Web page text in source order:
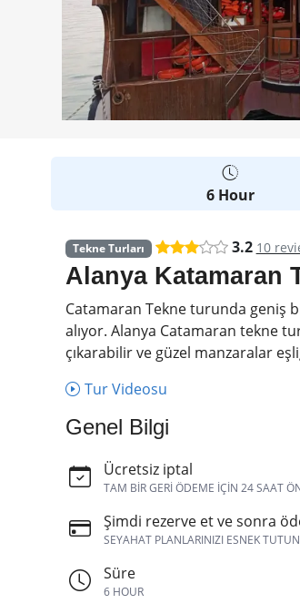
6 Hour
Tekne Turları 3.2 10
Alanya Katamaran
Catamaran Tekne turunda geniş
alıyor. Alanya Catamaran tekne
çıkarabilir ve güzel manzaralar
Tur Videosu
Genel Bilgi
Ücretsiz iptal
TAM BIR GERI ÖDEME IÇIN 24 SAAT
Şimdi rezerve et ve sonra
SEYAHAT PLANLARINIZI ESNEK
Süre
6 HOUR